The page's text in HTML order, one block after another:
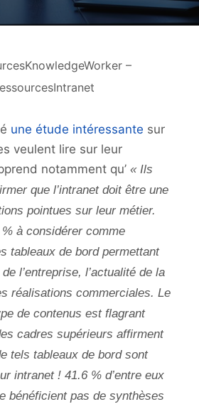
–
une étude intéressante sur
veulent lire sur leur
notamment qu’ « Ils
que l’intranet doit être une
pointues sur leur métier.
à considérer comme
tableaux de bord permettant
l’entreprise, l’actualité de la
réalisations commerciales. Le
de contenus est flagrant
cadres supérieurs affirment
tels tableaux de bord sont
intranet ! 41.6 % d’entre eux
bénéficient pas de synthèses